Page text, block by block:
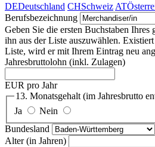
DEDeutschland CHSchweiz AT
Berufsbezeichnung
Geben Sie die ersten Buchstaben
ihn aus der Liste auszuwählen.
Liste, wird er mit Ihrem Eintrag neu
Jahresbruttolohn (inkl. Zulagen)
EUR pro Jahr
13. Monatsgehalt (im Jahresbrutto
Ja
Nein
Bundesland
Alter(in Jahren)